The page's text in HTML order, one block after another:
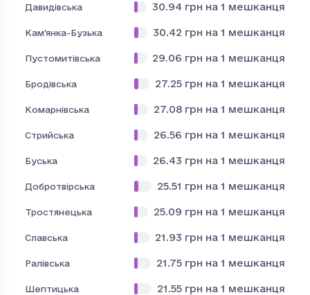
Давидівська 30.94 грн на 1 мешканця
Кам'янка-Бузька 30.42 грн на 1 мешканця
Пустомитівська 29.06 грн на 1 мешканця
Бродівська 27.25 грн на 1 мешканця
Комарнівська 27.08 грн на 1 мешканця
Стрийська 26.56 грн на 1 мешканця
Буська 26.43 грн на 1 мешканця
Добротвірська 25.51 грн на 1 мешканця
Тростянецька 25.09 грн на 1 мешканця
Славська 21.93 грн на 1 мешканця
Ралівська 21.75 грн на 1 мешканця
Шептицька 21.55 грн на 1 мешканця